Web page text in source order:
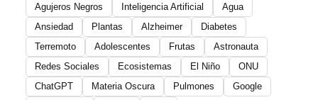
Agujeros Negros
Inteligencia Artificial
Agua
Ansiedad
Plantas Alzheimer
Diabetes
Terremoto
Adolescentes Frutas
Astronauta
Redes Sociales
Ecosistemas El Niño
ONU
ChatGPT
Materia Oscura Pulmones
Google